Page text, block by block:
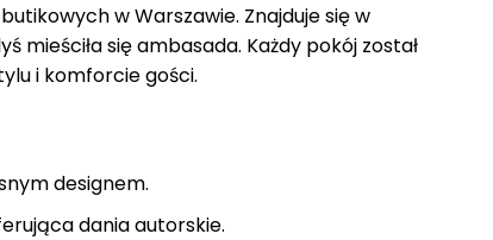
w Warszawie. Znajduje się w
mieściła się ambasada. Każdy pokój został
i komforcie gości.
designem.
dania autorskie.